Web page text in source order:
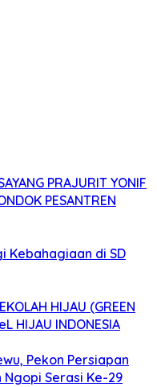
PRAJURIT YONIF
PESANTREN
Kebahagiaan di SD
HIJAU (GREEN
HIJAU INDONESIA
Pekon Persiapan
Ngopi Serasi Ke-29